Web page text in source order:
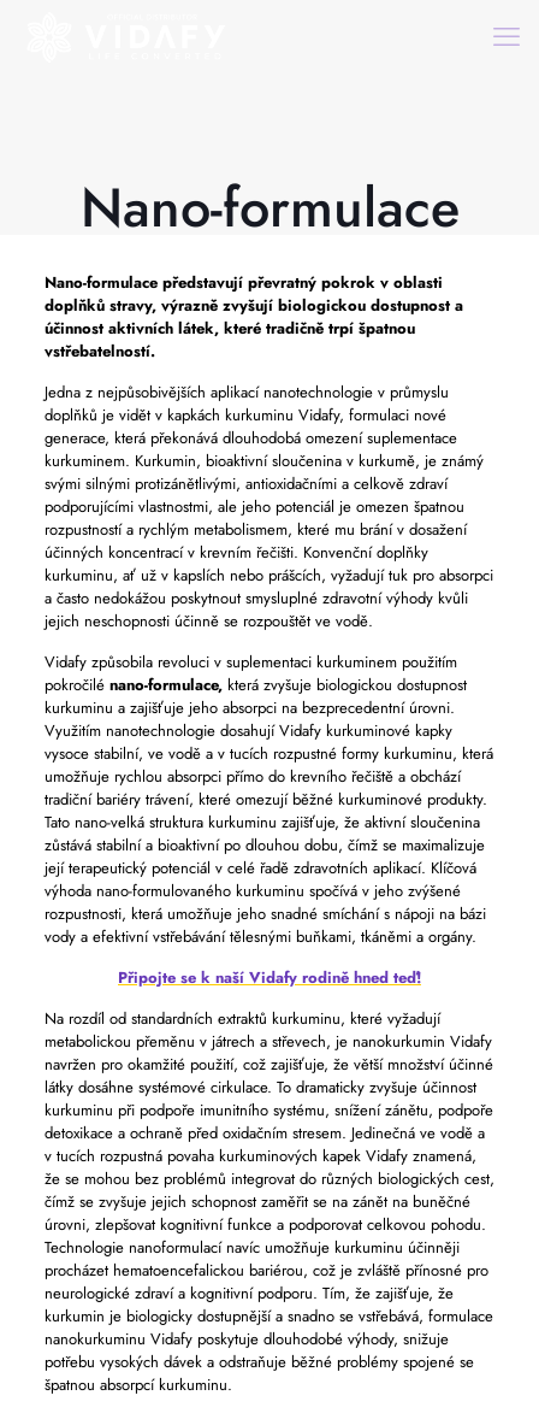
Nano-formulace
Nano-formulacepředstavují převratný pokrok v oblasti
doplňků stravy, výrazně zvyšují biologickou dostupnost a
účinnost aktivních látek, které tradičně trpí špatnou
vstřebatelností.
Jedna z nejpůsobivějších aplikací nanotechnologie v průmyslu
doplňků je vidět v kapkách kurkuminu Vidafy, formulaci nové
generace, která překonává dlouhodobá omezení suplementace
kurkuminem. Kurkumin, bioaktivní sloučenina v kurkumě, je známý
svými silnými protizánětlivými, antioxidačními a celkově zdraví
podporujícími vlastnostmi, ale jeho potenciál je omezen špatnou
rozpustností a rychlým metabolismem, které mu brání v dosažení
účinných koncentrací v krevním řečišti. Konvenční doplňky
kurkuminu, ať už v kapslích nebo prášcích, vyžadují tuk pro absorpci
a často nedokážou poskytnout smysluplné zdravotní výhody kvůli
jejich neschopnosti účinně se rozpouštět ve vodě.
Vidafy způsobila revoluci v suplementaci kurkuminem použitím
pokročilé nano-formulace,která zvyšuje biologickou dostupnost
kurkuminu a zajišťuje jeho absorpci na bezprecedentní úrovni.
Využitím nanotechnologie dosahují Vidafy kurkuminové kapky
vysoce stabilní, ve vodě a v tucích rozpustné formy kurkuminu, která
umožňuje rychlou absorpci přímo do krevního řečiště a obchází
tradiční bariéry trávení, které omezují běžné kurkuminové produkty.
Tato nano-velká struktura kurkuminu zajišťuje, že aktivní sloučenina
zůstává stabilní a bioaktivní po dlouhou dobu, čímž se maximalizuje
její terapeutický potenciál v celé řadě zdravotních aplikací. Klíčová
výhoda nano-formulovaného kurkuminu spočívá v jeho zvýšené
rozpustnosti, která umožňuje jeho snadné smíchání s nápoji na bázi
vody a efektivní vstřebávání tělesnými buňkami, tkáněmi a orgány.
Připojte se k naší Vidafy rodině hned teď!
Na rozdíl od standardních extraktů kurkuminu, které vyžadují
metabolickou přeměnu v játrech a střevech, je nanokurkumin Vidafy
navržen pro okamžité použití, což zajišťuje, že větší množství účinné
látky dosáhne systémové cirkulace. To dramaticky zvyšuje účinnost
kurkuminu při podpoře imunitního systému, snížení zánětu, podpoře
detoxikace a ochraně před oxidačním stresem. Jedinečná ve vodě a
v tucích rozpustná povaha kurkuminových kapek Vidafy znamená,
že se mohou bez problémů integrovat do různých biologických cest,
čímž se zvyšuje jejich schopnost zaměřit se na zánět na buněčné
úrovni, zlepšovat kognitivní funkce a podporovat celkovou pohodu.
Technologie nanoformulací navíc umožňuje kurkuminu účinněji
procházet hematoencefalickou bariérou, což je zvláště přínosné pro
neurologické zdraví a kognitivní podporu. Tím, že zajišťuje, že
kurkumin je biologicky dostupnější a snadno se vstřebává, formulace
nanokurkuminu Vidafy poskytuje dlouhodobé výhody, snižuje
potřebu vysokých dávek a odstraňuje běžné problémy spojené se
špatnou absorpcí kurkuminu.